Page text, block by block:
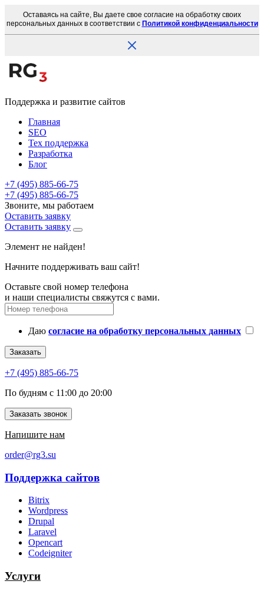
Оставаясь на сайте, Вы даете свое согласие на обработку своих
персональных данных в соответствии с Политикой конфиденциальности
Поддержка и развитие сайтов
Главная
SEO
Тех поддержка
Разработка
Блог
+7 (495) 885-66-75
+7 (495) 885-66-75
Звоните, мы работаем
Оставить заявку
Оставить заявку
Элемент не найден!
Начните поддерживать ваш сайт!
Оставьте свой номер телефона
и наши специалисты свяжутся с вами.
Даю согласие на обработку персональных данных
Заказать
+7 (495) 885-66-75
По будням с 11:00 до 20:00
Заказать звонок
Напишите нам
order@rg3.su
Поддержка сайтов
Bitrix
Wordpress
Drupal
Laravel
Opencart
Codeigniter
Услуги